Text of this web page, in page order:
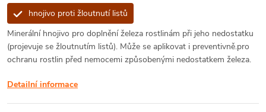
hnojivo proti žloutnutí listů
Minerální hnojivo pro doplnění železa rostlinám při jeho nedostatku
(projevuje se žloutnutím listů). Může se aplikovat i preventivně.pro
ochranu rostlin před nemocemi způsobenými nedostatkem železa.
Detailní informace